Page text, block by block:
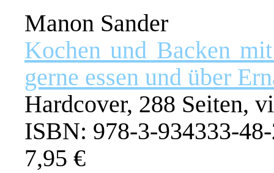
Manon Sander
Kochen und Backen
gerne essen und über
Hardcover, 288 Seiten,
ISBN: 978-3-934333-
7,95 €